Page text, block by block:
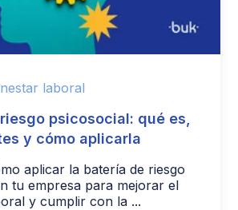
laboral
psicosocial: qué es,
y cómo aplicarla
aplicar la batería de riesgo
tu empresa para mejorar el
y cumplir con la ...